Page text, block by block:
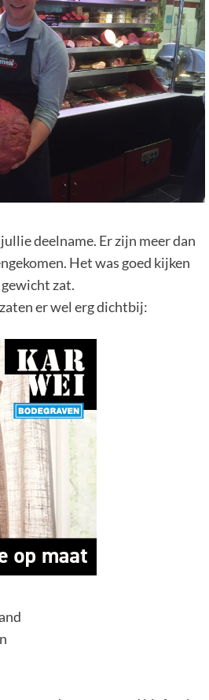
deelname. Er zijn meer dan
Het was goed kijken
zat.
er wel erg dichtbij: